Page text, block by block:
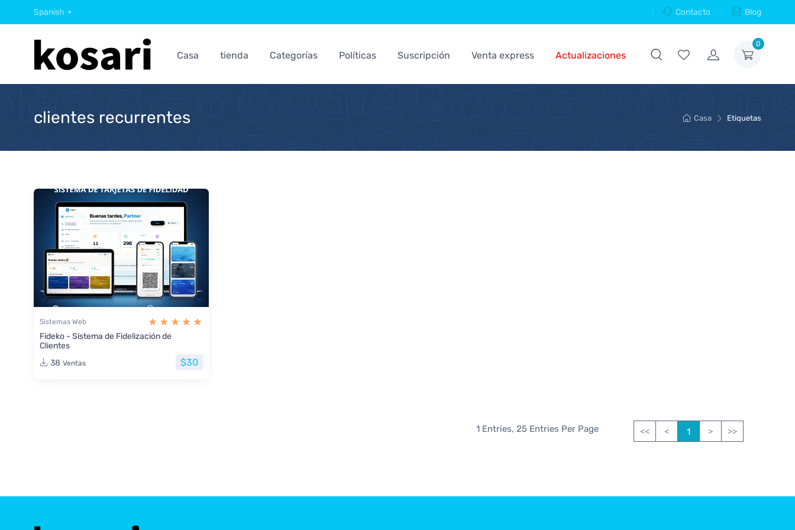
Spanish Contacto Blog
0
Casa tienda Categorías Políticas Suscripción Venta express Actualizaciones
Casa Etiquetas
clientes recurrentes
Sistemas Web
Fideko - Sistema de Fidelización de
Clientes
38 Ventas $30
1 Entries, 25 Entries Per Page << < 1 > >>